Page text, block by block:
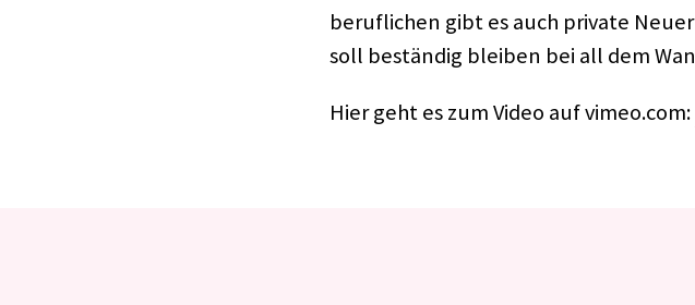
beruf­li­chen gibt es auch private
soll bestän­dig blei­ben bei all dem
Hier geht es zum Video auf vimeo.com: